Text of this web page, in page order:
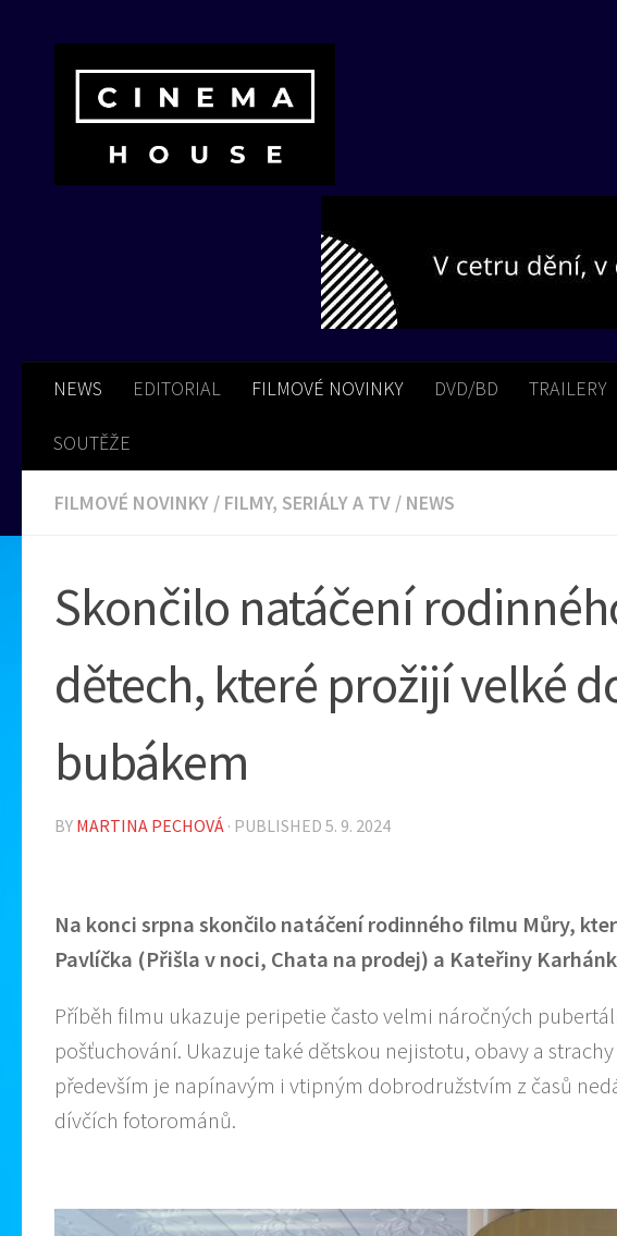
NEWS EDITORIAL FILMOVÉ NOVINKY DVD/BD TRAILERY
SOUTĚŽE
FILMOVÉ NOVINKY / FILMY, SERIÁLY A TV / NEWS
Skončilo natáčení
dětech, které prožijí velké
bubákem
BY MARTINA PECHOVÁ · PUBLISHED 5. 9. 2024
Na konci srpna skončilo natáčení rodinného filmu Můry,
Pavlíčka (Přišla v noci, Chata na prodej) a Kateřiny
Příběh filmu ukazuje peripetie často velmi náročných
pošťuchování. Ukazuje také dětskou nejistotu, obavy a
především je napínavým i vtipným dobrodružstvím z časů
dívčích fotorománů.